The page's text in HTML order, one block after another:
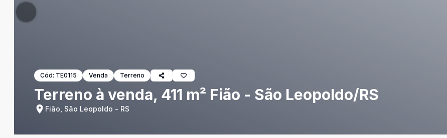
Cód: TE0115 Venda Terreno
Terreno à venda, 411 m² Fião - São Leopoldo/RS
Fião, São Leopoldo - RS